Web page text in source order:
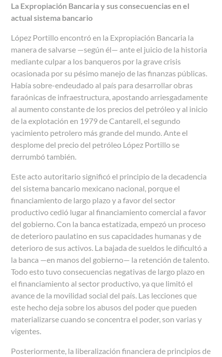
La Expropiación Bancaria y sus consecuencias en el
actual sistema bancario
López Portillo encontró en la Expropiación Bancaria la
manera de salvarse —según él— ante el juicio de la historia
mediante culpar a los banqueros por la grave crisis
ocasionada por su pésimo manejo de las finanzas públicas.
Había sobre-endeudado al país para desarrollar obras
faraónicas de infraestructura, apostando arriesgadamente
al aumento constante de los precios del petróleo y al inicio
de la explotación en 1979 de Cantarell, el segundo
yacimiento petrolero más grande del mundo. Ante el
desplome del precio del petróleo López Portillo se
derrumbó también.
Este acto autoritario significó el principio de la decadencia
del sistema bancario mexicano nacional, porque el
financiamiento de largo plazo y a favor del sector
productivo cedió lugar al financiamiento comercial a favor
del gobierno. Con la banca estatizada, empezó un proceso
de deterioro paulatino en sus capacidades humanas y de
deterioro de sus activos. La bajada de sueldos le dificultó a
la banca —en manos del gobierno— la retención de talento.
Todo esto tuvo consecuencias negativas de largo plazo en
el financiamiento al sector productivo, ya que limitó el
avance de la movilidad social del país. Las lecciones que
este hecho deja sobre los abusos del poder que pueden
materializarse cuando se concentra el poder, son varias y
vigentes.
Posteriormente, la liberalización financiera de principios de